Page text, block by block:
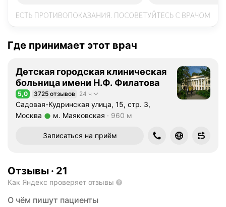
Где принимает этот врач
Детская городская клиническая
больница имени Н.Ф. Филатова
Рейтинг 5,0 из 5
5,0 3725 отзывов 24 ч
Садовая-Кудринская улица, 15, стр. 3,
Москва
м. Маяковская 960 м
Записаться на приём
Отзывы · 21
Как Яндекс проверяет отзывы
О чём пишут пациенты